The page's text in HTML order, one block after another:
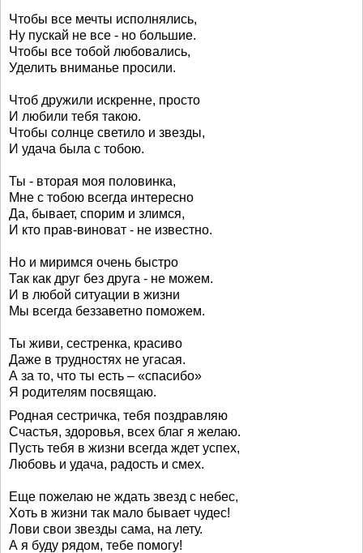
Чтобы все мечты исполнялись,
Ну пускай не все - но большие.
Чтобы все тобой любовались,
Уделить вниманье просили.
Чтоб дружили искренне, просто
И любили тебя такою.
Чтобы солнце светило и звезды,
И удача была с тобою.
Ты - вторая моя половинка,
Мне с тобою всегда интересно
Да, бывает, спорим и злимся,
И кто прав-виноват - не известно.
Но и миримся очень быстро
Так как друг без друга - не можем.
И в любой ситуации в жизни
Мы всегда беззаветно поможем.
Ты живи, сестренка, красиво
Даже в трудностях не угасая.
А за то, что ты есть – «спасибо»
Я родителям посвящаю.
Родная сестричка, тебя поздравляю
Счастья, здоровья, всех благ я желаю.
Пусть тебя в жизни всегда ждет успех,
Любовь и удача, радость и смех.
Еще пожелаю не ждать звезд с небес,
Хоть в жизни так мало бывает чудес!
Лови свои звезды сама, на лету.
А я буду рядом, тебе помогу!